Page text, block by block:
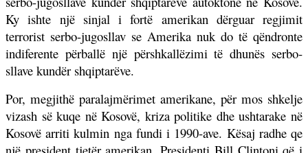
Ky ishte një sinjal i fortë amerikan dërguar regjimit
terrorist serbo-jugosllav se Amerika nuk do të qëndronte
indiferente përballë një përshkallëzimi të dhunës serbo-
sllave kundër shqiptarëve.
Por, megjithë paralajmërimet amerikane, për mos shkelje
vizash së kuqe në Kosovë, kriza politike dhe ushtarake në
Kosovë arriti kulmin nga fundi i 1990-ave. Kësaj radhe qe